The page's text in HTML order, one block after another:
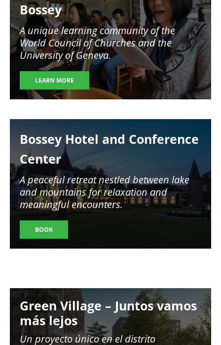
Bossey
A unique learning community of the
World Council of Churches and the
University of Geneva.
LEARN MORE
Bossey Hotel and Conference
Center
A peaceful retreat nestled between lake
and mountains for relaxation and
meaningful encounters.
BOOK
Image
Green Village – Juntos vamos
más lejos
Un proyecto único en el distrito